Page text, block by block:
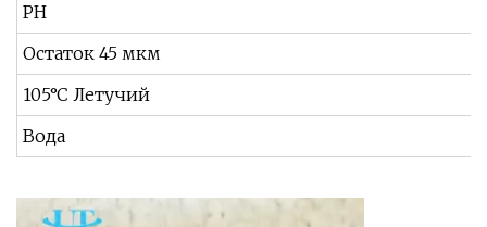
PH
Остаток 45 мкм
105°C Летучий
Вода